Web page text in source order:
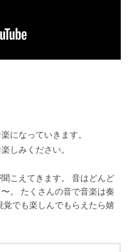
になっていきます。
しみください。
こえてきます。 音はどんど
。 たくさんの音で音楽は奏
でも楽しんでもらえたら嬉